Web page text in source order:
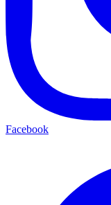
Facebook